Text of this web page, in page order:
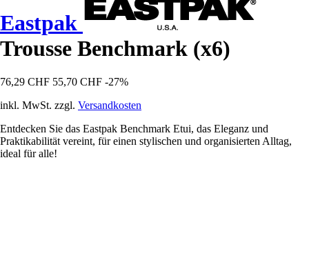
Eastpak
Trousse Benchmark (x6)
76,29 CHF 55,70 CHF -27%
inkl. MwSt. zzgl. Versandkosten
Entdecken Sie das Eastpak Benchmark Etui, das Eleganz und
Praktikabilität vereint, für einen stylischen und organisierten Alltag,
ideal für alle!